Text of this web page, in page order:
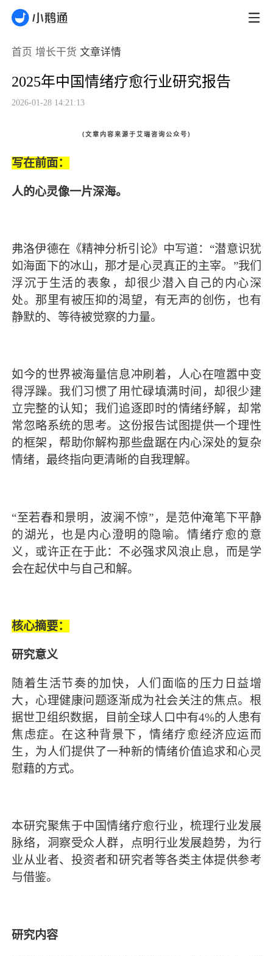
首页 增长干货 文章详情
2025年中国情绪疗愈行业研究报告
2026-01-28 14:21:13
(文章内容来源于艾瑞咨询公众号)
写在前面：
人的心灵像一片深海。
弗洛伊德在《精神分析引论》中写道：“潜意识犹
如海面下的冰山，那才是心灵真正的主宰。”我们
浮沉于生活的表象，却很少潜入自己的内心深
处。那里有被压抑的渴望，有无声的创伤，也有
静默的、等待被觉察的力量。
如今的世界被海量信息冲刷着，人心在喧嚣中变
得浮躁。我们习惯了用忙碌填满时间，却很少建
立完整的认知；我们追逐即时的情绪纾解，却常
常忽略系统的思考。这份报告试图提供一个理性
的框架，帮助你解构那些盘踞在内心深处的复杂
情绪，最终指向更清晰的自我理解。
“至若春和景明，波澜不惊”，是范仲淹笔下平静
的湖光，也是内心澄明的隐喻。情绪疗愈的意
义，或许正在于此：不必强求风浪止息，而是学
会在起伏中与自己和解。
核心摘要：
研究意义
随着生活节奏的加快，人们面临的压力日益增
大，心理健康问题逐渐成为社会关注的焦点。根
据世卫组织数据，目前全球人口中有4%的人患有
焦虑症。在这种背景下，情绪疗愈经济应运而
生，为人们提供了一种新的情绪价值追求和心灵
慰藉的方式。
本研究聚焦于中国情绪疗愈行业，梳理行业发展
脉络，洞察受众人群，点明行业发展趋势，为行
业从业者、投资者和研究者等各类主体提供参考
与借鉴。
研究内容